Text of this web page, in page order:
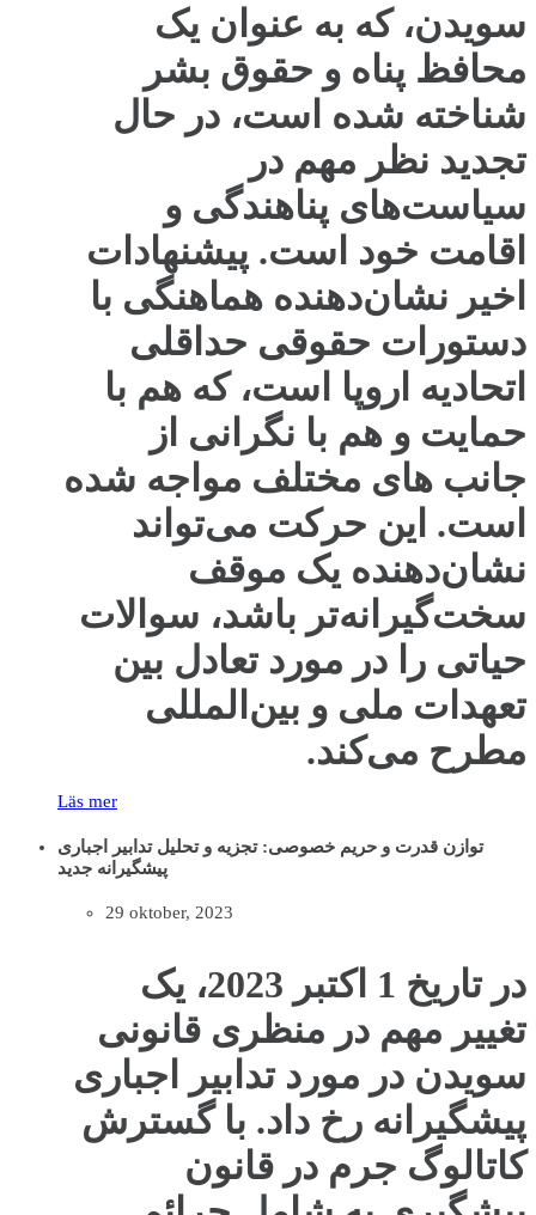
سویدن، که به عنوان یک
محافظ پناه و حقوق بشر
شناخته شده است، در حال
تجدید نظر مهم در
سیاست‌های پناهندگی و
اقامت خود است. پیشنهادات
اخیر نشان‌دهنده هماهنگی با
دستورات حقوقی حداقلی
اتحادیه اروپا است، که هم با
حمایت و هم با نگرانی از
جانب های مختلف مواجه شده
است. این حرکت می‌تواند
نشان‌دهنده یک موقف
سخت‌گیرانه‌تر باشد، سوالات
حیاتی را در مورد تعادل بین
تعهدات ملی و بین‌المللی
مطرح می‌کند.
Läs mer
توازن قدرت و حریم خصوصی: تجزیه و تحلیل تدابیر اجباری
پیشگیرانه جدید
29 oktober, 2023
در تاریخ 1 اکتبر 2023، یک
تغییر مهم در منظری قانونی
سویدن در مورد تدابیر اجباری
پیشگیرانه رخ داد. با گسترش
کاتالوگ جرم در قانون